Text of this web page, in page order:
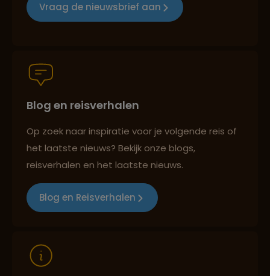
Best beoordeelde reisroutes
Reizen met oog voor mens, cultuur en milieu
Vraag de nieuwsbrief aan
Blog en reisverhalen
Op zoek naar inspiratie voor je volgende reis of
het laatste nieuws? Bekijk onze blogs,
reisverhalen en het laatste nieuws.
Blog en Reisverhalen